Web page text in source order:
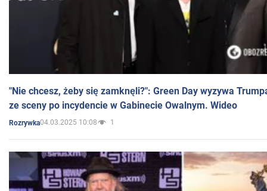
"Nie chcesz, żeby się zamknęli?": Green Day wyzywa
ze sceny po incydencie w Gabinecie Owalnym. Wideo
Rozrywka04.03.2025 10:08 1